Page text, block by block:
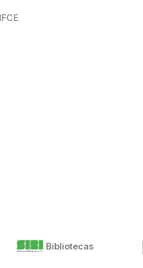
Bibliotecas